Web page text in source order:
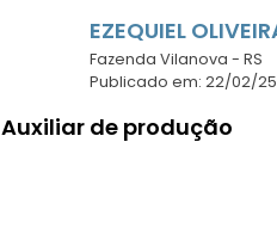
Fazenda Vilanova - RS
Publicado em: 22/02/25
Auxiliar de produção